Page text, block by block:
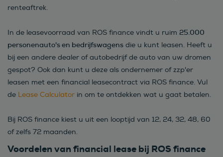
renteaftrek.
In de leasevoorraad van ROS finance vindt u ruim 25.000
personenauto's en bedrijfswagens die u kunt leasen. Heeft u
bij een andere dealer of autobedrijf de auto van uw dromen
gespot? Ook dan kunt u deze als ondernemer of zzp'er
leasen met een financial leasecontract via ROS finance. Vul
de Lease Calculator in om te ontdekken wat u gaat betalen.
Bij ROS finance kiest u uit een looptijd van 12, 24, 32, 48, 60
of zelfs 72 maanden.
Voordelen van financial lease bij ROS finance